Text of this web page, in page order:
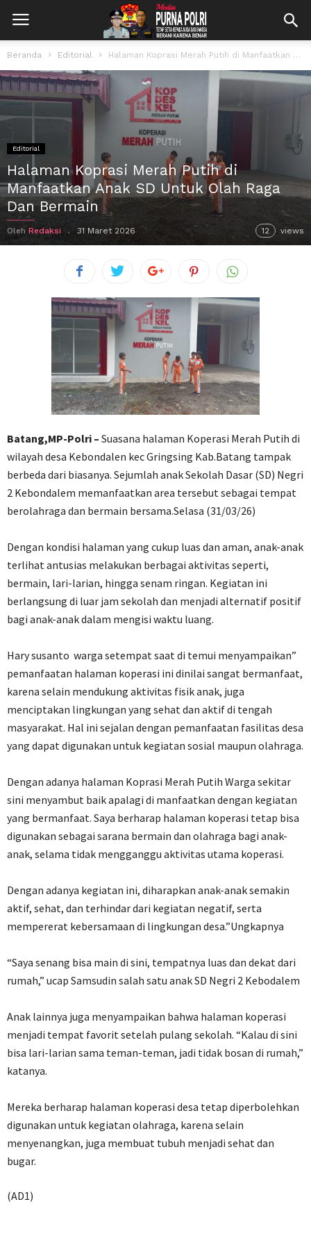
Beranda Editorial Halaman Koprasi Merah Putih di Manfaatkan Anak SD Untuk Olah Raga Dan...
Editorial
Halaman Koprasi Merah Putih di
Manfaatkan Anak SD Untuk Olah Raga
Dan Bermain
Oleh Redaksi 31 Maret 2026 12 views
Batang,MP-Polri – Suasana halaman Koperasi Merah Putih di
wilayah desa Kebondalen kec Gringsing Kab.Batang tampak
berbeda dari biasanya. Sejumlah anak Sekolah Dasar (SD) Negri
2 Kebondalem memanfaatkan area tersebut sebagai tempat
berolahraga dan bermain bersama.Selasa (31/03/26)
‎Dengan kondisi halaman yang cukup luas dan aman, anak-anak
terlihat antusias melakukan berbagai aktivitas seperti,
bermain, lari-larian, hingga senam ringan. Kegiatan ini
berlangsung di luar jam sekolah dan menjadi alternatif positif
bagi anak-anak dalam mengisi waktu luang.
‎Hary susanto warga setempat saat di temui menyampaikan”
pemanfaatan halaman koperasi ini dinilai sangat bermanfaat,
karena selain mendukung aktivitas fisik anak, juga
menciptakan lingkungan yang sehat dan aktif di tengah
masyarakat. Hal ini sejalan dengan pemanfaatan fasilitas desa
yang dapat digunakan untuk kegiatan sosial maupun olahraga.
‎Dengan adanya halaman Koprasi Merah Putih Warga sekitar
sini menyambut baik apalagi di manfaatkan dengan kegiatan
yang bermanfaat. Saya berharap halaman koperasi tetap bisa
digunakan sebagai sarana bermain dan olahraga bagi anak-
anak, selama tidak mengganggu aktivitas utama koperasi.
‎Dengan adanya kegiatan ini, diharapkan anak-anak semakin
aktif, sehat, dan terhindar dari kegiatan negatif, serta
mempererat kebersamaan di lingkungan desa.”Ungkapnya
‎“Saya senang bisa main di sini, tempatnya luas dan dekat dari
rumah,” ucap Samsudin salah satu anak SD Negri 2 Kebodalem
‎Anak lainnya juga menyampaikan bahwa halaman koperasi
menjadi tempat favorit setelah pulang sekolah. “Kalau di sini
bisa lari-larian sama teman-teman, jadi tidak bosan di rumah,”
katanya.
‎Mereka berharap halaman koperasi desa tetap diperbolehkan
digunakan untuk kegiatan olahraga, karena selain
menyenangkan, juga membuat tubuh menjadi sehat dan
bugar.
(AD1)